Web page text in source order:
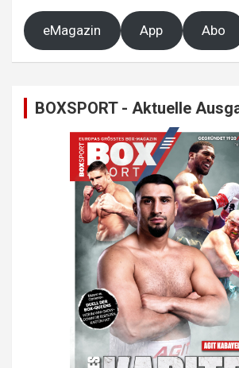
eMagazin App Abo
BOXSPORT - Aktuelle